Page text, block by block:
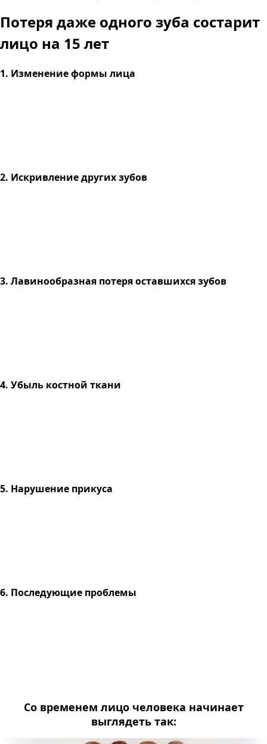
Потеря даже одного зуба состарит
лицо на 15 лет
1. Изменение формы лица
2. Искривление других зубов
3. Лавинообразная потеря оставшихся зубов
4. Убыль костной ткани
5. Нарушение прикуса
6. Последующие проблемы
Со временем лицо человека начинает
выглядеть так: